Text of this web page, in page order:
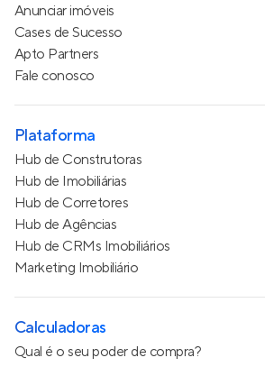
Anunciar imóveis
Cases de Sucesso
Apto Partners
Fale conosco
Plataforma
Hub de Construtoras
Hub de Imobiliárias
Hub de Corretores
Hub de Agências
Hub de CRMs Imobiliários
Marketing Imobiliário
Calculadoras
Qual é o seu poder de compra?